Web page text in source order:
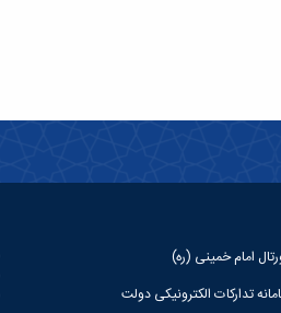
امام خمینی (ره)
تدارکات الکترونیکی دولت